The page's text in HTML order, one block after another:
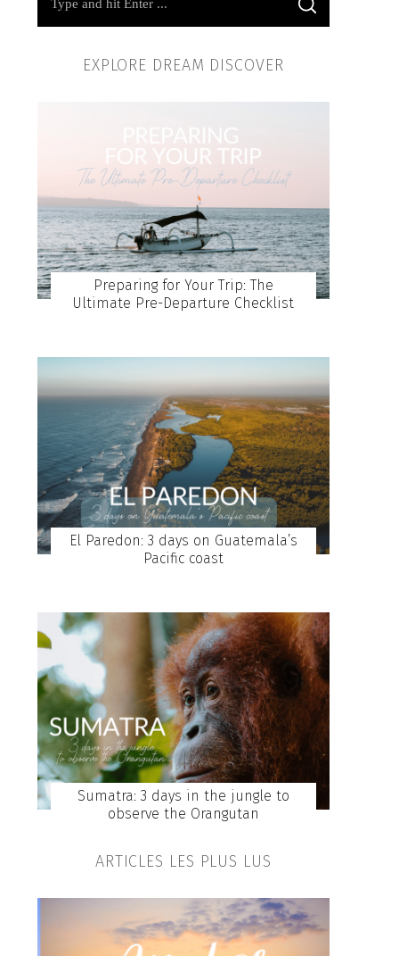
EXPLORE DREAM DISCOVER
Preparing for Your Trip: The
Ultimate Pre-Departure Checklist
El Paredon: 3 days on Guatemala’s
Pacific coast
Sumatra: 3 days in the jungle to
observe the Orangutan
ARTICLES LES PLUS LUS